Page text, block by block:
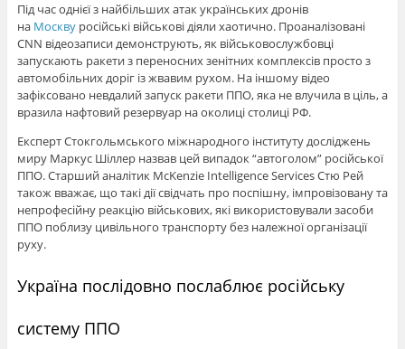
Під час однієї з найбільших атак українських дронів
на Москвуросійські військові діяли хаотично. Проаналізовані
CNN відеозаписи демонструють, як військовослужбовці
запускають ракети з переносних зенітних комплексів просто з
автомобільних доріг із жвавим рухом. На іншому відео
зафіксовано невдалий запуск ракети ППО, яка не влучила в ціль, а
вразила нафтовий резервуар на околиці столиці РФ.
Експерт Стокгольмського міжнародного інституту досліджень
миру Маркус Шіллер назвав цей випадок “автоголом” російської
ППО. Старший аналітик McKenzie Intelligence Services Стю Рей
також вважає, що такі дії свідчать про поспішну, імпровізовану та
непрофесійну реакцію військових, які використовували засоби
ППО поблизу цивільного транспорту без належної організації
руху.
Україна послідовно послаблює російську
систему ППО